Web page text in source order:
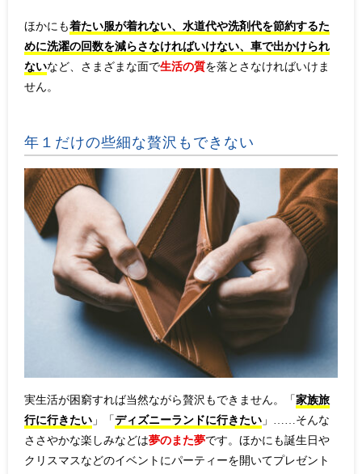
ほかにも着たい服が着れない、水道代や洗剤代を節約するた
めに洗濯の回数を減らさなければいけない、車で出かけられ
ないなど、さまざまな面で生活の質を落とさなければいけま
せん。
年１だけの些細な贅沢もできない
実生活が困窮すれば当然ながら贅沢もできません。「 家族旅
行に行きたい 」「 ディズニーランドに行きたい 」……そんな
ささやかな楽しみなどは夢のまた夢です。ほかにも誕生日や
クリスマスなどのイベントにパーティーを開いてプレゼント